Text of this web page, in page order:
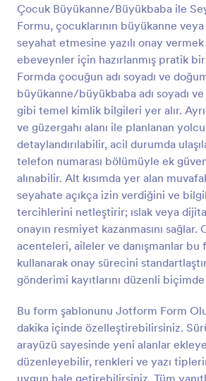
Çocuk Büyükanne/Büyükbaba ile
Formu, çocuklarının büyükanne
seyahat etmesine yazılı onay
ebeveynler için hazırlanmış pratik
Formda çocuğun adı soyadı ve
büyükanne/büyükbaba adı soyadı ve
gibi temel kimlik bilgileri yer alır.
ve güzergahı alanı ile planlanan
detaylandırılabilir, acil durumda
telefon numarası bölümüyle ek
alınabilir. Alt kısımda yer alan
seyahate açıkça izin verdiğini ve
tercihlerini netleştirir; ıslak veya
onayın resmiyet kazanmasını sağlar.
acenteleri, aileler ve danışmanlar bu
kullanarak onay sürecini
gönderimi kayıtlarını düzenli
Bu form şablonunu Jotform Form
dakika içinde özelleştirebilirsiniz.
arayüzü sayesinde yeni alanlar
düzenleyebilir, renkleri ve yazı
uygun hale getirebilirsiniz. Tüm
Önizleme
Seyahat acentesi rezervasyon
tarafından otel, uçak veya kruvaze